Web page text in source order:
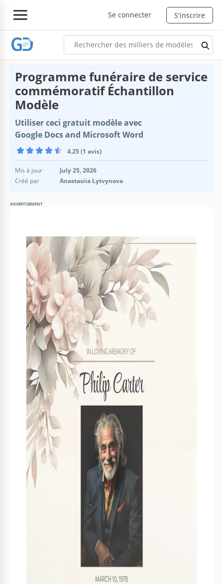
Se connecter S'inscrire
Programme funéraire de service
commémoratif Échantillon
Modèle
Utiliser ceci gratuit modèle avec
Google Docs and Microsoft Word
4.25 (1 avis)
Mis à jour
July 25, 2026
Créé par
Anastasiia Lytvynova
ADVERTISEMENT